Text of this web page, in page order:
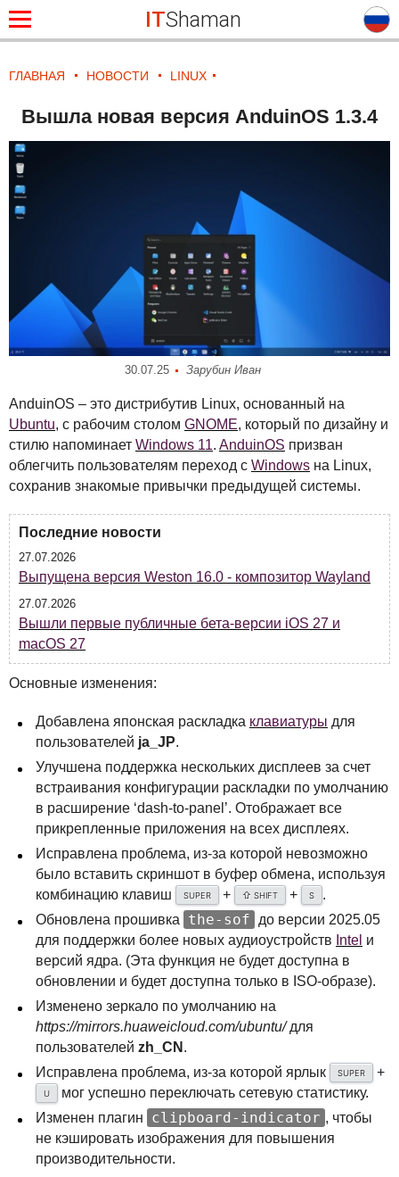
ITShaman
ГЛАВНАЯ НОВОСТИ LINUX
Вышла новая версия AnduinOS 1.3.4
30.07.25 Зарубин Иван
AnduinOS – это дистрибутив Linux, основанный на
Ubuntu, с рабочим столом GNOME, который по дизайну и
стилю напоминает Windows 11. AnduinOS призван
облегчить пользователям переход с Windows на Linux,
сохранив знакомые привычки предыдущей системы.
Последние новости
27.07.2026
Выпущена версия Weston 16.0 - композитор Wayland
27.07.2026
Вышли первые публичные бета-версии iOS 27 и
macOS 27
Основные изменения:
Добавлена японская раскладка клавиатуры для
пользователей ja_JP.
Улучшена поддержка нескольких дисплеев за счет
встраивания конфигурации раскладки по умолчанию
в расширение ‘dash-to-panel’. Отображает все
прикрепленные приложения на всех дисплеях.
Исправлена проблема, из-за которой невозможно
было вставить скриншот в буфер обмена, используя
комбинацию клавиш
SUPER + ⇧ SHIFT + S
.
Обновлена прошивка
the-sof
до версии 2025.05
для поддержки более новых аудиоустройств Intel и
версий ядра. (Эта функция не будет доступна в
обновлении и будет доступна только в ISO-образе).
Изменено зеркало по умолчанию на
https://mirrors.huaweicloud.com/ubuntu/для
пользователей zh_CN .
Исправлена проблема, из-за которой ярлык
SUPER +
U
мог успешно переключать сетевую статистику.
Изменен плагин
clipboard-indicator , чтобы
не кэшировать изображения для повышения
производительности.